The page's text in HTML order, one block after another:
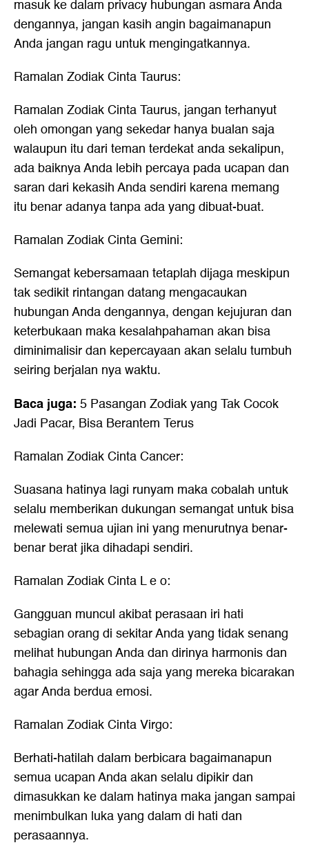
masuk ke dalam privacy hubungan asmara Anda
dengannya, jangan kasih angin bagaimanapun
Anda jangan ragu untuk mengingatkannya.
Ramalan Zodiak Cinta Taurus:
Ramalan Zodiak CintaTaurus, jangan terhanyut
oleh omongan yang sekedar hanya bualan saja
walaupun itu dari teman terdekat anda sekalipun,
ada baiknya Anda lebih percaya pada ucapan dan
saran dari kekasih Anda sendiri karena memang
itu benar adanya tanpa ada yang dibuat-buat.
Ramalan Zodiak Cinta Gemini:
Semangat kebersamaan tetaplah dijaga meskipun
tak sedikit rintangan datang mengacaukan
hubungan Anda dengannya, dengan kejujuran dan
keterbukaan maka kesalahpahaman akan bisa
diminimalisir dan kepercayaan akan selalu tumbuh
seiring berjalan nya waktu.
Baca juga: 5 Pasangan Zodiak yang Tak Cocok
Jadi Pacar, Bisa Berantem Terus
Ramalan Zodiak Cinta Cancer:
Suasana hatinya lagi runyam maka cobalah untuk
selalu memberikan dukungan semangat untuk bisa
melewati semua ujian ini yang menurutnya benar-
benar berat jika dihadapi sendiri.
Ramalan Zodiak Cinta L e o:
Gangguan muncul akibat perasaan iri hati
sebagian orang di sekitar Anda yang tidak senang
melihat hubungan Anda dan dirinya harmonis dan
bahagia sehingga ada saja yang mereka bicarakan
agar Anda berdua emosi.
Ramalan Zodiak Cinta Virgo:
Berhati-hatilah dalam berbicara bagaimanapun
semua ucapan Anda akan selalu dipikir dan
dimasukkan ke dalam hatinya maka jangan sampai
menimbulkan luka yang dalam di hati dan
perasaannya.